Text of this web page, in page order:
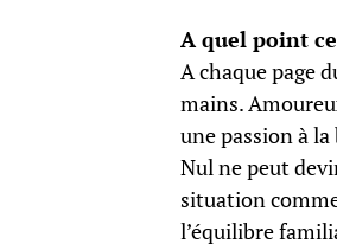
A quel point
A chaque page
mains.
une passion à
Nul ne peut
situation
l’équilibre